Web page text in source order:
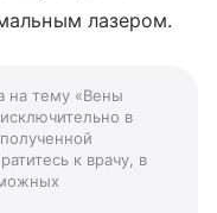
лазером.
на тему «Вены
в
к врачу, в